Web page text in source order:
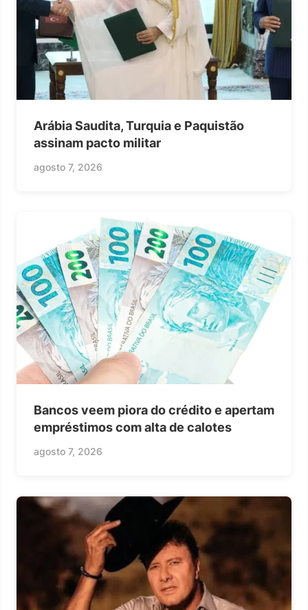
Arábia Saudita, Turquia e Paquistão
assinam pacto militar
agosto 7, 2026
Bancos veem piora do crédito e apertam
empréstimos com alta de calotes
agosto 7, 2026